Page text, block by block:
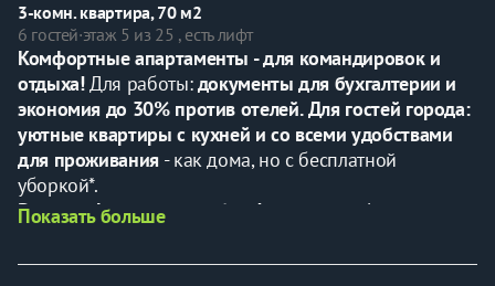
3-комн. квартира, 70 м2
6 гостей·этаж 5 из 25 , есть лифт
Комфортные апартаменты - для командировок и
отдыха! Для работы: документы для бухгалтерии и
экономия до 30% против отелей. Для гостей города:
уютные квартиры с кухней и со всеми удобствами
для проживания - как дома, но с бесплатной
уборкой*.
Ваш комфорт - наша забота!
есть чай, кофе и
Бронируйте сейчас - отдыхайте и работайте с
Показать больше